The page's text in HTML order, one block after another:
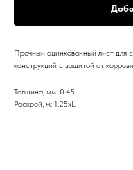
Прочный оцинкованный лист для
конструкций с защитой от
Толщина, мм: 0.45
Раскрой, м: 1.25хL